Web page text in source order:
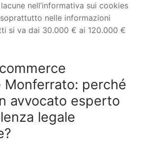
nell’informativa sui cookies
nelle informazioni
si va dai 30.000 € ai 120.000 €
Monferrato: perché
avvocato esperto
legale